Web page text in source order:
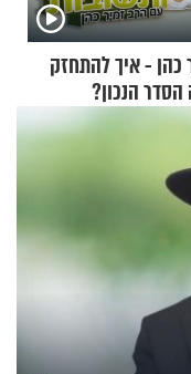
כהן - איך להתחזק
הנכון?